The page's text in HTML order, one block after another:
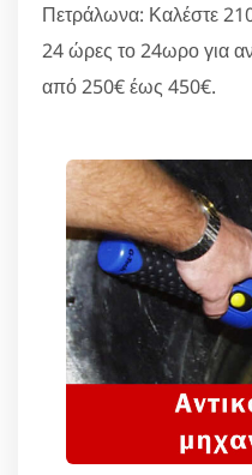
Πετράλωνα: Καλέστε
24 ώρες το 24ωρο για
από 250€ έως 450€.